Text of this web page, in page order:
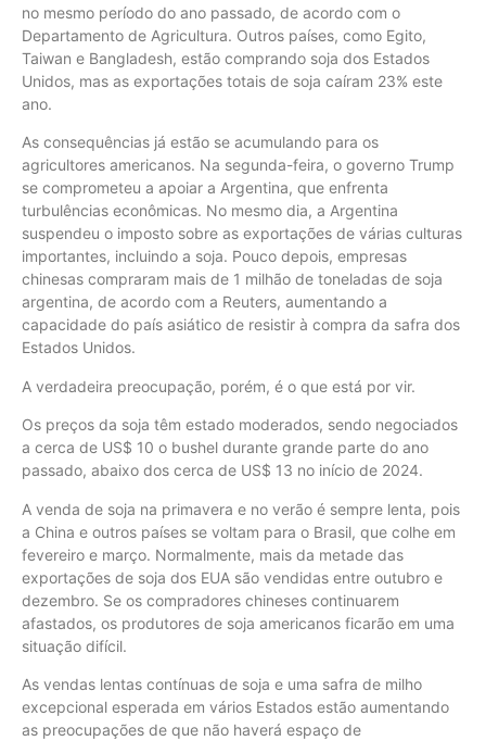
no mesmo período do ano passado, de acordo com o
Departamento de Agricultura. Outros países, como Egito,
Taiwan e Bangladesh, estão comprando soja dos Estados
Unidos, mas as exportações totais de soja caíram 23% este
ano.
As consequências já estão se acumulando para os
agricultores americanos. Na segunda-feira, o governo Trump
se comprometeu a apoiar a Argentina, que enfrenta
turbulências econômicas. No mesmo dia, a Argentina
suspendeu o imposto sobre as exportações de várias culturas
importantes, incluindo a soja. Pouco depois, empresas
chinesas compraram mais de 1 milhão de toneladas de soja
argentina, de acordo com a Reuters, aumentando a
capacidade do país asiático de resistir à compra da safra dos
Estados Unidos.
A verdadeira preocupação, porém, é o que está por vir.
Os preços da soja têm estado moderados, sendo negociados
a cerca de US$ 10 o bushel durante grande parte do ano
passado, abaixo dos cerca de US$ 13 no início de 2024.
A venda de soja na primavera e no verão é sempre lenta, pois
a China e outros países se voltam para o Brasil, que colhe em
fevereiro e março. Normalmente, mais da metade das
exportações de soja dos EUA são vendidas entre outubro e
dezembro. Se os compradores chineses continuarem
afastados, os produtores de soja americanos ficarão em uma
situação difícil.
As vendas lentas contínuas de soja e uma safra de milho
excepcional esperada em vários Estados estão aumentando
as preocupações de que não haverá espaço de